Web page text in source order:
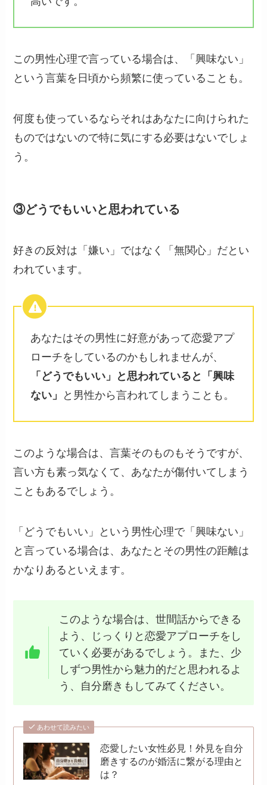
この男性心理で言っている場合は、「興味ない」
という言葉を日頃から頻繁に使っていることも。
何度も使っているならそれはあなたに向けられた
ものではないので特に気にする必要はないでしょ
う。
③どうでもいいと思われている
好きの反対は「嫌い」ではなく「無関心」だとい
われています。
あなたはその男性に好意があって恋愛アプ
ローチをしているのかもしれませんが、
「どうでもいい」と思われていると「興味
ない」
と男性から言われてしまうことも。
このような場合は、言葉そのものもそうですが、
言い方も素っ気なくて、あなたが傷付いてしまう
こともあるでしょう。
「どうでもいい」という男性心理で「興味ない」
と言っている場合は、あなたとその男性の距離は
かなりあるといえます。
このような場合は、世間話からできる
よう、じっくりと恋愛アプローチをし
ていく必要があるでしょう。また、少
しずつ男性から魅力的だと思われるよ
う、自分磨きもしてみてください。
あわせて読みたい
恋愛したい女性必見！外見を自分
磨きするのが婚活に繋がる理由と
は？